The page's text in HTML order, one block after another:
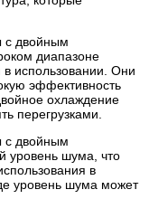
с двойным
диапазоне
в использовании. Они
эффективность
охлаждение
перегрузками.
с двойным
уровень шума, что
в
уровень шума может